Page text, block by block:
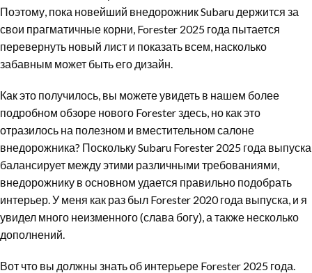
Поэтому, пока новейший внедорожник Subaru держится за
свои прагматичные корни, Forester 2025 года пытается
перевернуть новый лист и показать всем, насколько
забавным может быть его дизайн.
Как это получилось, вы можете увидеть в нашем более
подробном обзоре нового Forester здесь, но как это
отразилось на полезном и вместительном салоне
внедорожника? Поскольку Subaru Forester 2025 года выпуска
балансирует между этими различными требованиями,
внедорожнику в основном удается правильно подобрать
интерьер. У меня как раз был Forester 2020 года выпуска, и я
увидел много неизменного (слава богу), а также несколько
дополнений.
Вот что вы должны знать об интерьере Forester 2025 года.